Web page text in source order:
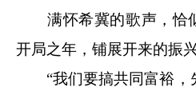
满怀希冀的歌声，恰
开局之年，铺展开来的振兴
“我们要搞共同富裕，